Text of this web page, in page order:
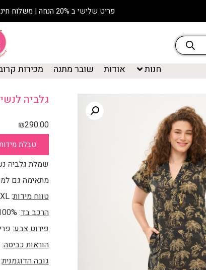
פריט שלישי ב 20% הנחה | משלוח חינם ברכישה מעל 850 ש"ח | ללא כפל מבצעים
חנות אודות שובר מתנה מכירות
גלביה
₪290.00
טבלת
שמלת גלביה
מתאימה גם
טווח מידות: XS-4XL
הרכב בד: 100% כותנה מודפסת מבד טבעי
פירוט צבע:
הוראות כביסה:
גובה הדוגמנית